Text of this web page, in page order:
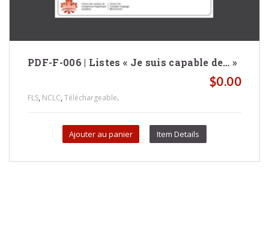
PDF-F-006 | Listes « Je suis capable de… »
$0.00
FLS, NCLC,Téléchargeable.
Ajouter au panier Item Details